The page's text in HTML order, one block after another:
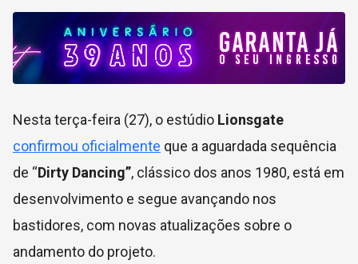
Nesta terça-feira (27), o estúdio Lionsgate
confirmou oficialmente que a aguardada sequência
de “Dirty Dancing”, clássico dos anos 1980, está em
desenvolvimento e segue avançando nos
bastidores, com novas atualizações sobre o
andamento do projeto.